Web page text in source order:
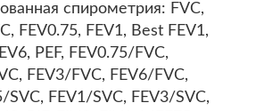
спирометрия: FVC,
FEV0.75, FEV1, Best FEV1,
PEF, FEV0.75/FVC,
FEV3/FVC, FEV6/FVC,
SVC, FEV1/SVC, FEV3/SVC,